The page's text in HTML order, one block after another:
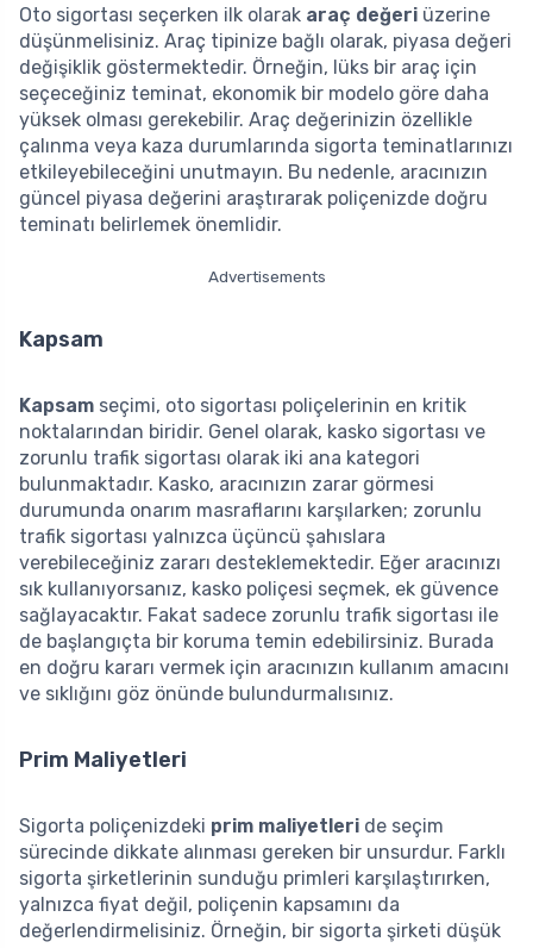
Oto sigortası seçerken ilk olarak araç değeri üzerine
düşünmelisiniz. Araç tipinize bağlı olarak, piyasa değeri
değişiklik göstermektedir. Örneğin, lüks bir araç için
seçeceğiniz teminat, ekonomik bir modelo göre daha
yüksek olması gerekebilir. Araç değerinizin özellikle
çalınma veya kaza durumlarında sigorta teminatlarınızı
etkileyebileceğini unutmayın. Bu nedenle, aracınızın
güncel piyasa değerini araştırarak poliçenizde doğru
teminatı belirlemek önemlidir.
Advertisements
Kapsam
Kapsam seçimi, oto sigortası poliçelerinin en kritik
noktalarından biridir. Genel olarak, kasko sigortası ve
zorunlu trafik sigortası olarak iki ana kategori
bulunmaktadır. Kasko, aracınızın zarar görmesi
durumunda onarım masraflarını karşılarken; zorunlu
trafik sigortası yalnızca üçüncü şahıslara
verebileceğiniz zararı desteklemektedir. Eğer aracınızı
sık kullanıyorsanız, kasko poliçesi seçmek, ek güvence
sağlayacaktır. Fakat sadece zorunlu trafik sigortası ile
de başlangıçta bir koruma temin edebilirsiniz. Burada
en doğru kararı vermek için aracınızın kullanım amacını
ve sıklığını göz önünde bulundurmalısınız.
Prim Maliyetleri
Sigorta poliçenizdeki prim maliyetleri de seçim
sürecinde dikkate alınması gereken bir unsurdur. Farklı
sigorta şirketlerinin sunduğu primleri karşılaştırırken,
yalnızca fiyat değil, poliçenin kapsamını da
değerlendirmelisiniz. Örneğin, bir sigorta şirketi düşük